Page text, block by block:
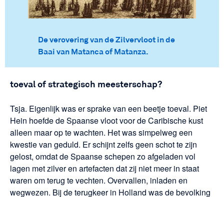
De verovering van de Zilvervloot in de
Baai van Matanca of Matanza.
toeval of strategisch meesterschap?
Tsja. Eigenlijk was er sprake van een beetje toeval. Piet
Hein hoefde de Spaanse vloot voor de Caribische kust
alleen maar op te wachten. Het was simpelweg een
kwestie van geduld. Er schijnt zelfs geen schot te zijn
gelost, omdat de Spaanse schepen zo afgeladen vol
lagen met zilver en artefacten dat zij niet meer in staat
waren om terug te vechten. Overvallen, inladen en
wegwezen. Bij de terugkeer in Holland was de bevolking